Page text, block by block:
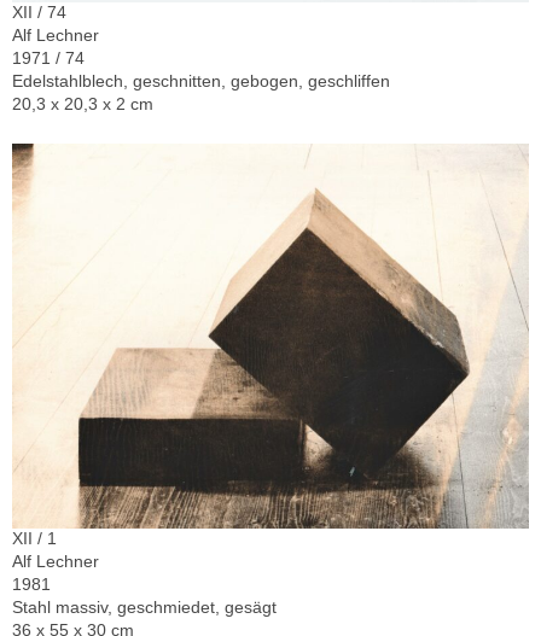
XII / 74
Alf Lechner
1971 / 74
Edelstahlblech, geschnitten, gebogen, geschliffen
20,3 x 20,3 x 2 cm
XII / 1
Alf Lechner
1981
Stahl massiv, geschmiedet, gesägt
36 x 55 x 30 cm